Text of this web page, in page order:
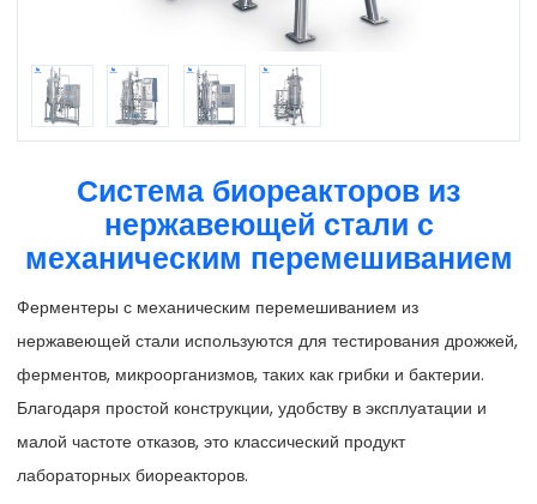
Система биореакторов из
нержавеющей стали с
механическим перемешиванием
Ферментеры с механическим перемешиванием из
нержавеющей стали используются для тестирования дрожжей,
ферментов, микроорганизмов, таких как грибки и бактерии.
Благодаря простой конструкции, удобству в эксплуатации и
малой частоте отказов, это классический продукт
лабораторных биореакторов.